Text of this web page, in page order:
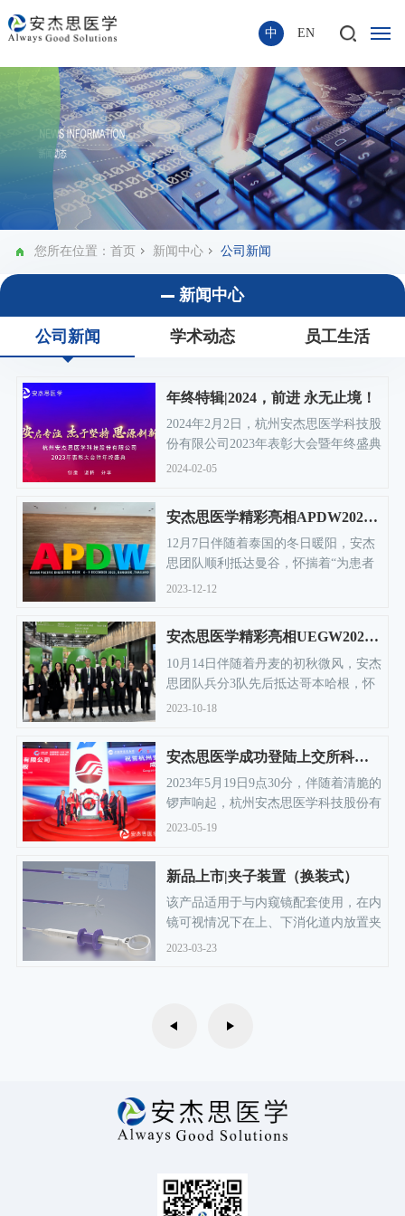
中 EN
您所在位置： 首页 新闻中心 公司新闻
新闻中心
公司新闻 学术动态 员工生活
年终特辑|2024，前进 永无止境！
2024年2月2日，杭州安杰思医学科技股
份有限公司2023年表彰大会暨年终盛典
如期而至，公司管理层以及全体员工齐
2024-02-05
安杰思医学精彩亮相APDW2023大会
12月7日伴随着泰国的冬日暖阳，安杰
思团队顺利抵达曼谷，怀揣着“为患者
和临床医生提供更具创造力的手术解决
2023-12-12
安杰思医学精彩亮相UEGW2023大会
10月14日伴随着丹麦的初秋微风，安杰
思团队兵分3队先后抵达哥本哈根，怀
揣着“为患者和临床医生提供更具创造
2023-10-18
安杰思医学成功登陆上交所科创板
2023年5月19日9点30分，伴随着清脆的
锣声响起，杭州安杰思医学科技股份有
限公司股票正式在上海证券交易所科创
688581。
2023-05-19
新品上市|夹子装置（换装式）
该产品适用于与内窥镜配套使用，在内
镜可视情况下在上、下消化道内放置夹
子部件，对各种原因引起的上、下消化
2023-03-23